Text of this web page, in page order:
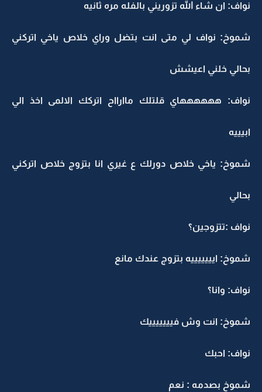
نواف: ان شاء الله تزوريني بالفله مره ثانيه
شموخ: نواف لي متى انت بتضل وراي خلاص ياخي اتركني
بحالي خلني اعيشش
نواف: ههههههاي قلتلك ماارااح اتركك الالمى اخذ الي
ابيييه
شموخ: ياخي خلاص دورلك ع غيري انا بتزوج خلاص اتركني
بحالي
نواف :تتزوجين؟
شموخ: ايييييييه بتزوج عندك مانع
نواف: وانا؟
شموخ: انت وش فيييييييك
نواف: احبك
شموخ بصدمه : نعم